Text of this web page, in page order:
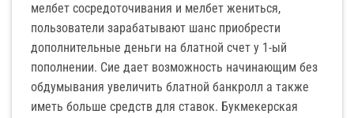
мелбет сосредоточивания и мелбет жениться,
пользователи зарабатывают шанс приобрести
дополнительные деньги на блатной счет у 1-ый
пополнении. Сие дает возможность начинающим без
обдумывания увеличить блатной банкролл а также
иметь больше средств для ставок. Букмекерская